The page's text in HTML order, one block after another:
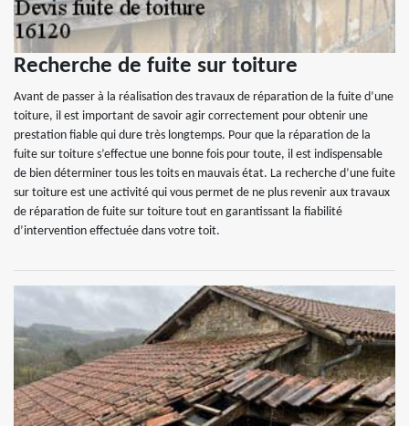
Recherche de fuite sur toiture
Avant de passer à la réalisation des travaux de réparation de la fuite d’une
toiture, il est important de savoir agir correctement pour obtenir une
prestation fiable qui dure très longtemps. Pour que la réparation de la
fuite sur toiture s’effectue une bonne fois pour toute, il est indispensable
de bien déterminer tous les toits en mauvais état. La recherche d’une fuite
sur toiture est une activité qui vous permet de ne plus revenir aux travaux
de réparation de fuite sur toiture tout en garantissant la fiabilité
d’intervention effectuée dans votre toit.